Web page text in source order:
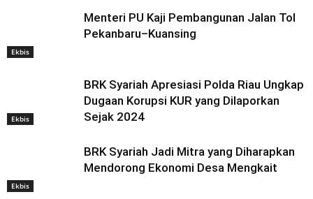
Ekbis
Menteri PU Kaji Pembangunan Jalan Tol
Pekanbaru–Kuansing
Ekbis
BRK Syariah Apresiasi Polda Riau Ungkap
Dugaan Korupsi KUR yang Dilaporkan
Sejak 2024
Ekbis
BRK Syariah Jadi Mitra yang Diharapkan
Mendorong Ekonomi Desa Mengkait